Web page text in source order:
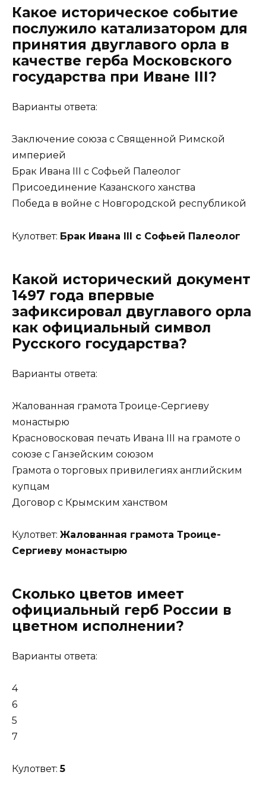
Какое историческое событие
послужило катализатором для
принятия двуглавого орла в
качестве герба Московского
государства при Иване III?
Варианты ответа:
Заключение союза с Священной Римской
империей
Брак Ивана III с Софьей Палеолог
Присоединение Казанского ханства
Победа в войне с Новгородской республикой
Кулответ: Брак Ивана III с Софьей Палеолог
Какой исторический документ
1497 года впервые
зафиксировал двуглавого орла
как официальный символ
Русского государства?
Варианты ответа:
Жалованная грамота Троице-Сергиеву
монастырю
Красновосковая печать Ивана III на грамоте о
союзе с Ганзейским союзом
Грамота о торговых привилегиях английским
купцам
Договор с Крымским ханством
Кулответ: Жалованная грамота Троице-
Сергиеву монастырю
Сколько цветов имеет
официальный герб России в
цветном исполнении?
Варианты ответа:
4
6
5
7
Кулответ:5